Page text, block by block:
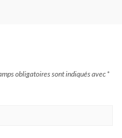
obligatoires sont indiqués avec *